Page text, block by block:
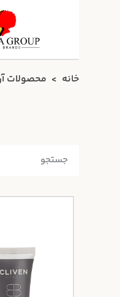
خانه محصولات